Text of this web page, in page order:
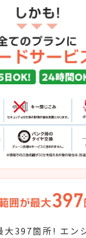
大397箇所! エン